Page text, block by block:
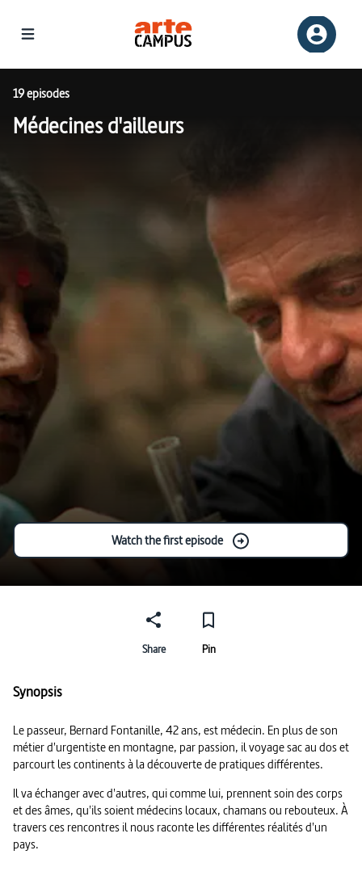
Médecines d'ailleurs
19 episodes
Watch the first episode
Share Pin
Synopsis
Le passeur, Bernard Fontanille, 42 ans, est médecin. En plus de son
métier d'urgentiste en montagne, par passion, il voyage sac au dos et
parcourt les continents à la découverte de pratiques différentes.
Il va échanger avec d'autres, qui comme lui, prennent soin des corps
et des âmes, qu'ils soient médecins locaux, chamans ou rebouteux. À
travers ces rencontres il nous raconte les différentes réalités d'un
pays.